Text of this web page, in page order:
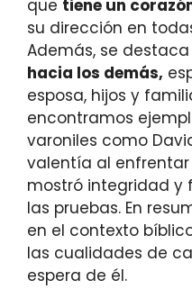
que tiene un
su dirección en
Además, se destaca
hacia los demás,
esposa, hijos y
encontramos
varoniles como
valentía al enfrentar
mostró integridad y
las pruebas. En
en el contexto
las cualidades de
espera de él.